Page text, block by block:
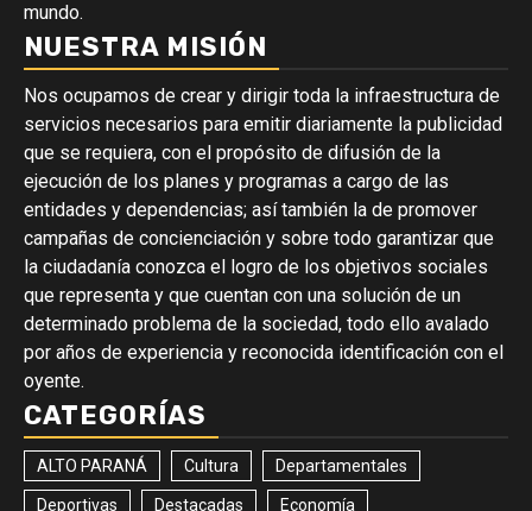
mundo.
NUESTRA MISIÓN
Nos ocupamos de crear y dirigir toda la infraestructura de
servicios necesarios para emitir diariamente la publicidad
que se requiera, con el propósito de difusión de la
ejecución de los planes y programas a cargo de las
entidades y dependencias; así también la de promover
campañas de concienciación y sobre todo garantizar que
la ciudadanía conozca el logro de los objetivos sociales
que representa y que cuentan con una solución de un
determinado problema de la sociedad, todo ello avalado
por años de experiencia y reconocida identificación con el
oyente.
CATEGORÍAS
ALTO PARANÁ Cultura Departamentales
Deportivas Destacadas Economía